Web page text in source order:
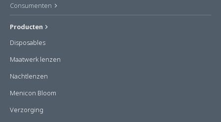
Consumenten
Producten
Disposables
Maatwerk lenzen
Nachtlenzen
Menicon Bloom
Verzorging